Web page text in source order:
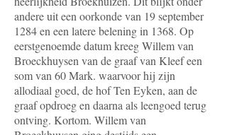
andere uit een oorkonde van 19 september
1284 en een latere belening in 1368. Op
eerstgenoemde datum kreeg Willem van
Broeckhuysen van de graaf van Kleef een
som van 60 Mark. waarvoor hij zijn
allodiaal goed, de hof Ten Eyken, aan de
graaf opdroeg en daarna als leengoed terug
ontving. Kortom. Willem van